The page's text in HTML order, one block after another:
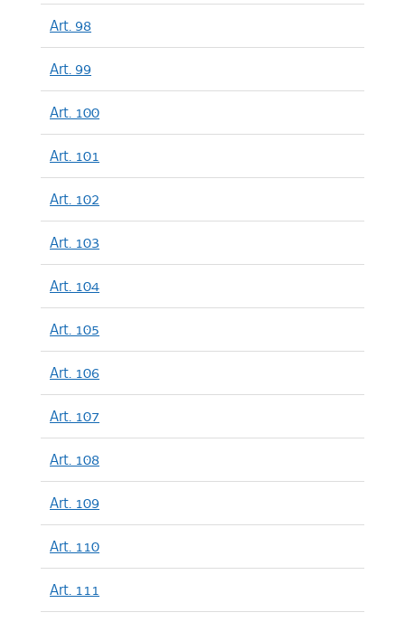
Art. 98
Art. 99
Art. 100
Art. 101
Art. 102
Art. 103
Art. 104
Art. 105
Art. 106
Art. 107
Art. 108
Art. 109
Art. 110
Art. 111